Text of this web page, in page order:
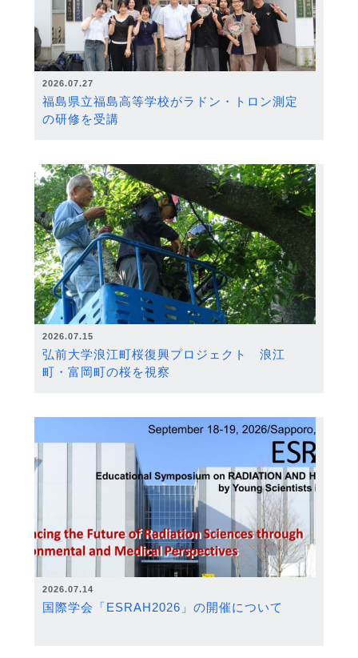
2026.07.27
福島県立福島高等学校がラドン・トロン測定
の研修を受講
2026.07.15
弘前大学浪江町桜復興プロジェクト 浪江
町・富岡町の桜を視察
2026.07.14
国際学会「ESRAH2026」の開催について